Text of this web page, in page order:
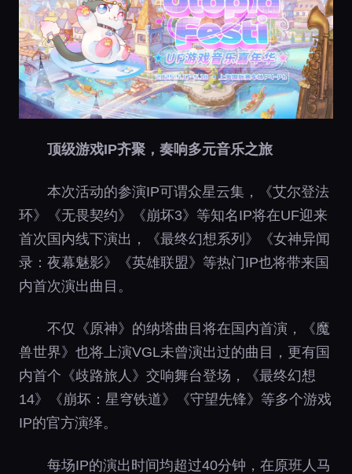
顶级游戏IP齐聚，奏响多元音乐之旅
本次活动的参演IP可谓众星云集，《艾尔登法
环》《无畏契约》《崩坏3》等知名IP将在UF迎来
首次国内线下演出，《最终幻想系列》《女神异闻
录：夜幕魅影》《英雄联盟》等热门IP也将带来国
内首次演出曲目。
不仅《原神》的纳塔曲目将在国内首演，《魔
兽世界》也将上演VGL未曾演出过的曲目，更有国
内首个《歧路旅人》交响舞台登场，《最终幻想
14》《崩坏：星穹铁道》《守望先锋》等多个游戏
IP的官方演绎。
每场IP的演出时间均超过40分钟，在原班人马